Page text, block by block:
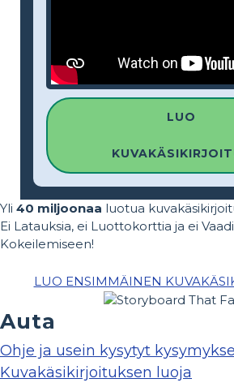
LUO
Yli 40 miljoonaa luotua
Ei Latauksia, ei Luottokorttia ja ei
Kokeilemiseen!
LUO ENSIMMÄINEN
Auta
Ohje ja usein kysytyt
Kuvakäsikirjoituksen luoja